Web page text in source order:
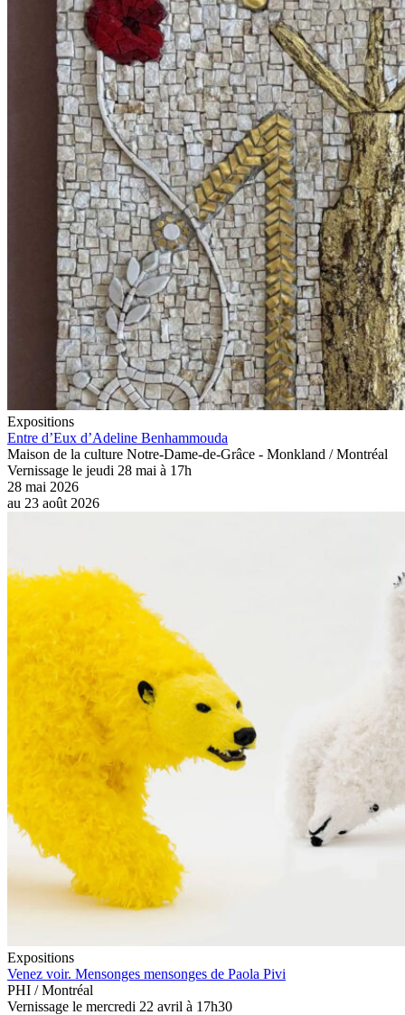
Expositions
Entre d’Eux d’Adeline Benhammouda
Maison de la culture Notre-Dame-de-Grâce - Monkland / Montréal
Vernissage le jeudi 28 mai à 17h
28 mai 2026
au 23 août 2026
Expositions
Venez voir. Mensonges mensonges de Paola Pivi
PHI / Montréal
Vernissage le mercredi 22 avril à 17h30